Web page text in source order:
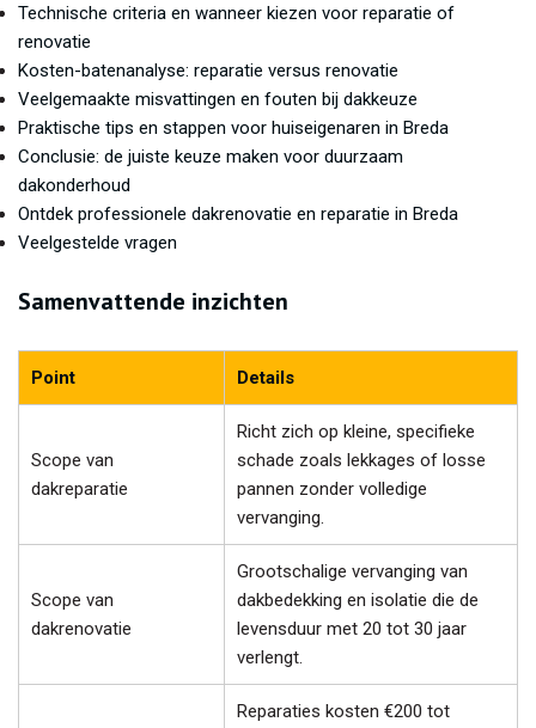
Technische criteria en wanneer kiezen voor reparatie of
renovatie
Kosten-batenanalyse: reparatie versus renovatie
Veelgemaakte misvattingen en fouten bij dakkeuze
Praktische tips en stappen voor huiseigenaren in Breda
Conclusie: de juiste keuze maken voor duurzaam
dakonderhoud
Ontdek professionele dakrenovatie en reparatie in Breda
Veelgestelde vragen
Samenvattende inzichten
Point Details
Scope van
dakreparatie
Richt zich op kleine, specifieke
schade zoals lekkages of losse
pannen zonder volledige
vervanging.
Scope van
dakrenovatie
Grootschalige vervanging van
dakbedekking en isolatie die de
levensduur met 20 tot 30 jaar
verlengt.
Reparaties kosten €200 tot